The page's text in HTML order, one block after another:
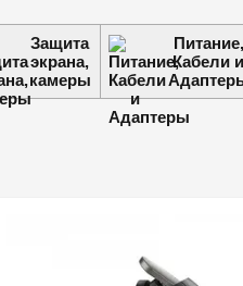
Защита
экрана,
камеры
Питание,
Кабели и